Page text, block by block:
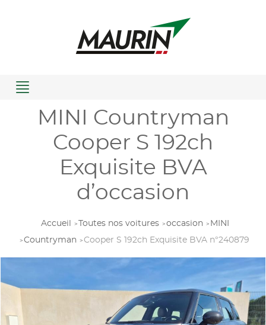
Menu
MINI Countryman
Cooper S 192ch
Exquisite BVA
d’occasion
Accueil Toutes nos voitures occasion
MINI
Countryman
Cooper S 192ch Exquisite BVA n°240879